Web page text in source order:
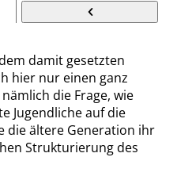
damit gesetzten
hier nur einen ganz
die Frage, wie
Jugendliche auf die
die ältere Generation ihr
Strukturierung des